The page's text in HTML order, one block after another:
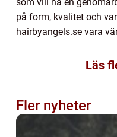
på form, kvalitet och
hairbyangels.se vara
Läs
Fler nyheter